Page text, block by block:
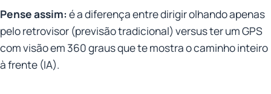
Pense assim: é a diferença entre dirigir olhando apenas
pelo retrovisor (previsão tradicional) versus ter um GPS
com visão em 360 graus que te mostra o caminho inteiro
à frente (IA).